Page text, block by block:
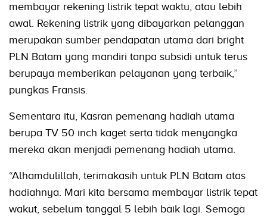
membayar rekening listrik tepat waktu, atau lebih
awal. Rekening listrik yang dibayarkan pelanggan
merupakan sumber pendapatan utama dari bright
PLN Batam yang mandiri tanpa subsidi untuk terus
berupaya memberikan pelayanan yang terbaik,”
pungkas Fransis.
Sementara itu, Kasran pemenang hadiah utama
berupa TV 50 inch kaget serta tidak menyangka
mereka akan menjadi pemenang hadiah utama.
“Alhamdulillah, terimakasih untuk PLN Batam atas
hadiahnya. Mari kita bersama membayar listrik tepat
wakut, sebelum tanggal 5 lebih baik lagi. Semoga